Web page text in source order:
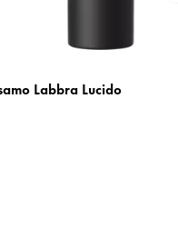
Labbra Lucido